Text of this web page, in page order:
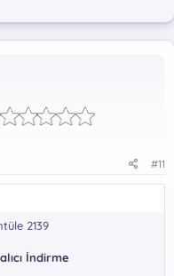
#11
2139
İndirme